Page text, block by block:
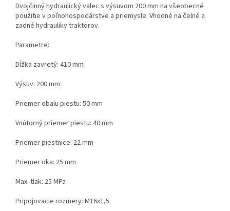
Dvojčinný hydraulický valec s výsuvom 200 mm na všeobecné
použitie v poľnohospodárstve a priemysle. Vhodné na čelné a
zadné hydrauliky traktorov.
Parametre:
Dĺžka zavretý: 410 mm
Výsuv: 200 mm
Priemer obalu piestu: 50 mm
Vnútorný priemer piestu: 40 mm
Priemer piestnice: 22 mm
Priemer oka: 25 mm
Max. tlak: 25 MPa
Pripojovacie rozmery: M16x1,5